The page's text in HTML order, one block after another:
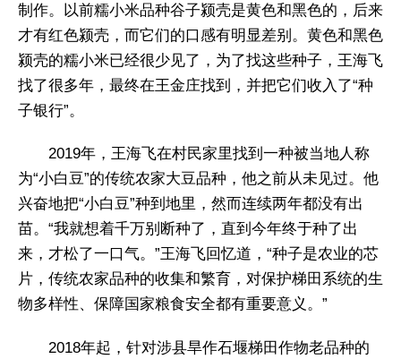
制作。以前糯小米品种谷子颍壳是黄色和黑色的，后来
才有红色颍壳，而它们的口感有明显差别。黄色和黑色
颍壳的糯小米已经很少见了，为了找这些种子，王海飞
找了很多年，最终在王金庄找到，并把它们收入了“种
子银行”。
2019年，王海飞在村民家里找到一种被当地人称
为“小白豆”的传统农家大豆品种，他之前从未见过。他
兴奋地把“小白豆”种到地里，然而连续两年都没有出
苗。“我就想着千万别断种了，直到今年终于种了出
来，才松了一口气。”王海飞回忆道，“种子是农业的芯
片，传统农家品种的收集和繁育，对保护梯田系统的生
物多样性、保障国家粮食安全都有重要意义。”
2018年起，针对涉县旱作石堰梯田作物老品种的